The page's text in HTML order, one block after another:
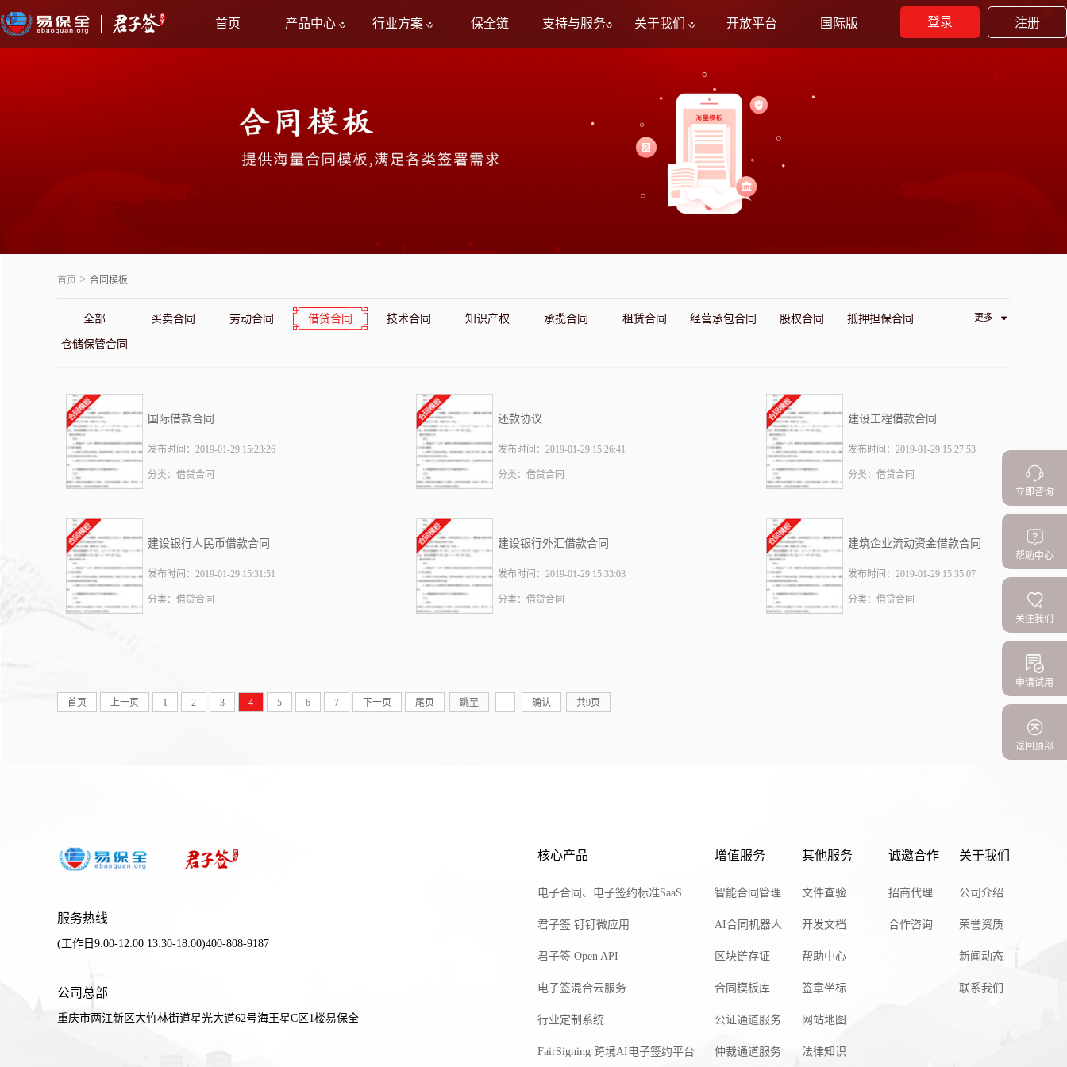
首页 产品中心 行业方案 保全链 支持与服务 关于我们 开放平台 国际版 登录 注册
首页 > 合同模板
全部 买卖合同 劳动合同 借贷合同 技术合同 知识产权 承揽合同 租赁合同 经营承包合同 股权合同 抵押担保合同
仓储保管合同
更多
国际借款合同
发布时间：2019-01-29 15:23:26
分类：借贷合同
还款协议
发布时间：2019-01-29 15:26:41
分类：借贷合同
建设工程借款合同
发布时间：2019-01-29 15:27:53
分类：借贷合同
建设银行人民币借款合同
发布时间：2019-01-29 15:31:51
分类：借贷合同
建设银行外汇借款合同
发布时间：2019-01-29 15:33:03
分类：借贷合同
建筑企业流动资金借款合同
发布时间：2019-01-29 15:35:07
分类：借贷合同
首页 上一页 1 2 3 4 5 6 7 下一页 尾页 跳至 确认 共9页
立即咨询
帮助中心
关注我们
申请试用
返回顶部
服务热线
(工作日9:00-12:00 13:30-18:00)400-808-9187
公司总部
重庆市两江新区大竹林街道星光大道62号海王星C区1楼易保全
核心产品
电子合同、电子签约标准SaaS
君子签 钉钉微应用
君子签 Open API
电子签混合云服务
行业定制系统
FairSigning 跨境AI电子签约平台
增值服务
智能合同管理
AI合同机器人
区块链存证
合同模板库
公证通道服务
仲裁通道服务
其他服务
文件查验
开发文档
帮助中心
签章坐标
网站地图
法律知识
诚邀合作
招商代理
合作咨询
关于我们
公司介绍
荣誉资质
新闻动态
联系我们